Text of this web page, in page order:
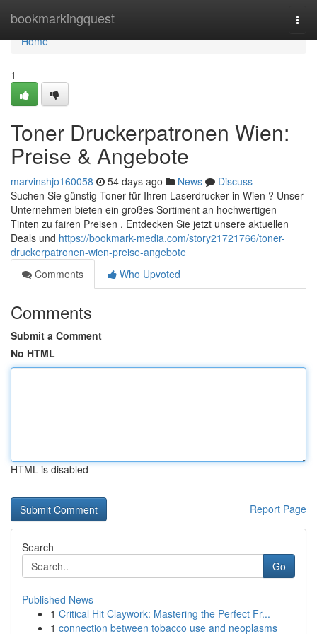
bookmarkingquest
Home
Home
1
Toner Druckerpatronen Wien:
Preise & Angebote
marvinshjo160058 54 days ago News
Discuss
Suchen Sie günstig Toner für Ihren Laserdrucker in Wien ? Unser
Unternehmen bieten ein großes Sortiment an hochwertigen
Tinten zu fairen Preisen . Entdecken Sie jetzt unsere aktuellen
Deals und https://bookmark-media.com/story21721766/toner-
druckerpatronen-wien-preise-angebote
Comments
Who Upvoted
Comments
Submit a Comment
No HTML
HTML is disabled
Report Page
Search
Go
Published News
1 Critical Hit Claywork: Mastering the Perfect Fr...
1 connection between tobacco use and neoplasms